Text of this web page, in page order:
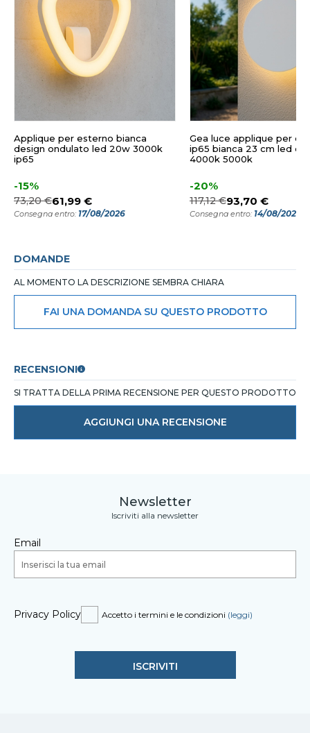
Applique per esterno bianca
design ondulato led 20w 3000k
ip65
-15%
73,20 €61,99 €
Consegna entro: 17/08/2026
Gea luce applique per
ip65 bianca 23 cm led
4000k 5000k
-20%
117,12 €93,70 €
Consegna entro: 14/08/2026
DOMANDE
AL MOMENTO LA DESCRIZIONE SEMBRA CHIARA
FAI UNA DOMANDA SU QUESTO PRODOTTO
RECENSIONI
SI TRATTA DELLA PRIMA RECENSIONE PER QUESTO PRODOTTO
AGGIUNGI UNA RECENSIONE
Newsletter
Iscriviti alla newsletter
Email
Privacy Policy Accetto i termini e le condizioni (leggi)